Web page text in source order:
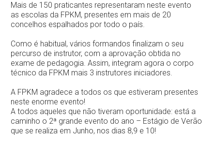
Mais de 150 praticantes representaram neste evento
as escolas da FPKM, presentes em mais de 20
concelhos espalhados por todo o país.
Como é habitual, vários formandos finalizam o seu
percurso de instrutor, com a aprovação obtida no
exame de pedagogia. Assim, integram agora o corpo
técnico da FPKM mais 3 instrutores iniciadores.
A FPKM agradece a todos os que estiveram presentes
neste enorme evento!
A todos aqueles que não tiveram oportunidade: está a
caminho o 2ª grande evento do ano – Estágio de Verão
que se realiza em Junho, nos dias 8,9 e 10!